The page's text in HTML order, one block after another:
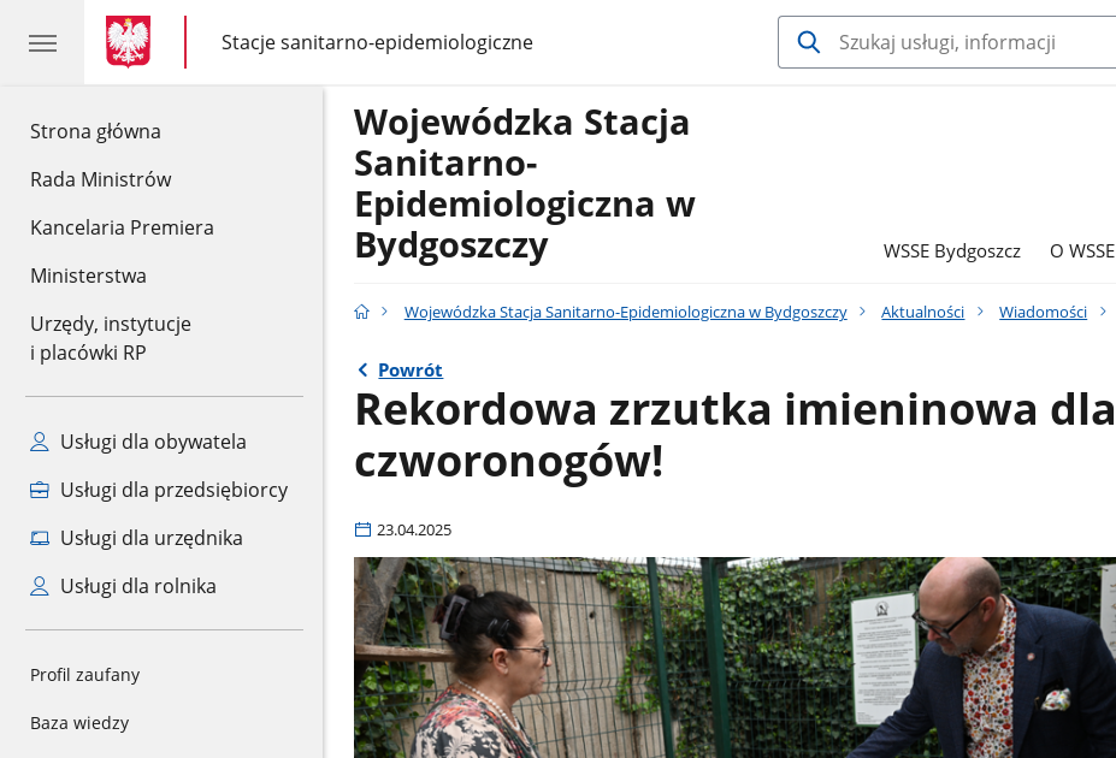
Strona główna
Rada Ministrów
Kancelaria Premiera
Ministerstwa
Urzędy, instytucje
i placówki RP
Usługi dla obywatela
Usługi dla przedsiębiorcy
Usługi dla urzędnika
Usługi dla rolnika
Profil zaufany
Baza wiedzy
gov.pl
gov.pl
Stacje sanitarno-epidemiologiczne
gov.pl
Stacje
sanitarno-
epidemiologiczne
Wojewódzka Stacja
Sanitarno-
Epidemiologiczna w
Bydgoszczy
WSSE Bydgoszcz O WSSE
Wojewódzka Stacja Sanitarno-Epidemiologiczna w Bydgoszczy Aktualności Wiadomości
Powrót
Rekordowa zrzutka imieninowa dla
czworonogów!
23.04.2025